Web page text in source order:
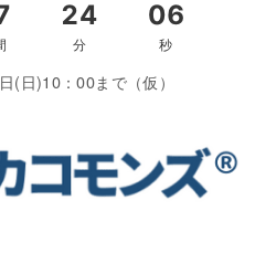
(日)10：00まで（仮）